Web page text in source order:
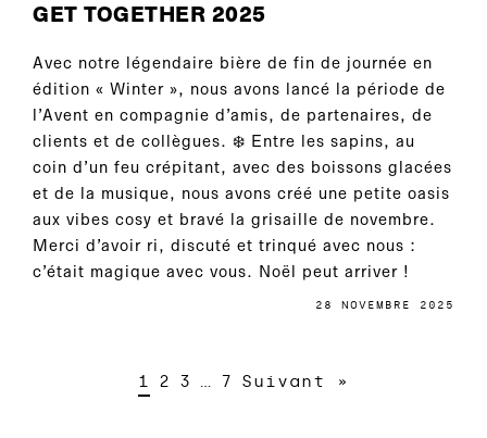
GET TOGETHER 2025
Avec notre légendaire bière de fin de journée en
édition « Winter », nous avons lancé la période de
l’Avent en compagnie d’amis, de partenaires, de
clients et de collègues. ❄️ Entre les sapins, au
coin d’un feu crépitant, avec des boissons glacées
et de la musique, nous avons créé une petite oasis
aux vibes cosy et bravé la grisaille de novembre.
Merci d’avoir ri, discuté et trinqué avec nous :
c’était magique avec vous. Noël peut arriver !
28 NOVEMBRE 2025
1 2 3 7 Suivant »